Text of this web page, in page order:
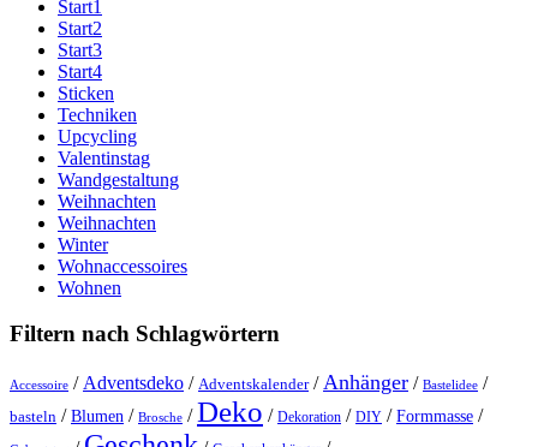
Start1
Start2
Start3
Start4
Sticken
Techniken
Upcycling
Valentinstag
Wandgestaltung
Weihnachten
Weihnachten
Winter
Wohnaccessoires
Wohnen
Filtern nach Schlagwörtern
Accessoire / Adventsdeko / Adventskalender/Anhänger / Bastelidee /
basteln /Blumen / Brosche /Deko / Dekoration / DIY /Formmasse /